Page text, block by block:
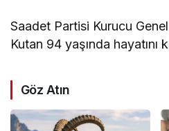
Saadet Partisi Kurucu
Kutan 94 yaşında hayatını
Göz Atın